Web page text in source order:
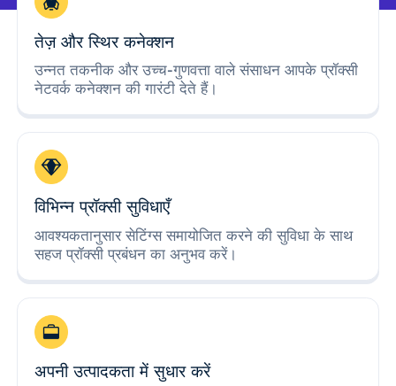
तेज़ और स्थिर कनेक्शन
उन्नत तकनीक और उच्च-गुणवत्ता वाले संसाधन आपके प्रॉक्सी
नेटवर्क कनेक्शन की गारंटी देते हैं।
विभिन्न प्रॉक्सी सुविधाएँ
आवश्यकतानुसार सेटिंग्स समायोजित करने की सुविधा के साथ
सहज प्रॉक्सी प्रबंधन का अनुभव करें।
अपनी उत्पादकता में सुधार करें